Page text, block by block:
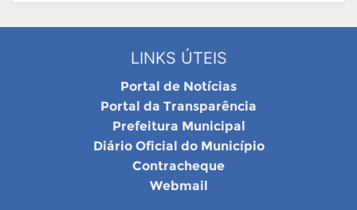
LINKS ÚTEIS
Portal de Notícias
Portal da Transparência
Prefeitura Municipal
Diário Oficial do Município
Contracheque
Webmail